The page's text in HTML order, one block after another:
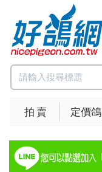
拍 賣 定價鴿